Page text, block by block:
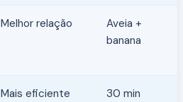
Melhor relação
Aveia +
banana
Mais eficiente
30 min